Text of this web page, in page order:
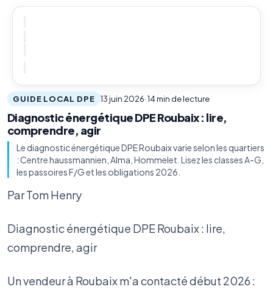
GUIDE LOCAL DPE 13 juin 2026· 14 min de lecture
Diagnostic énergétique DPE Roubaix : lire,
comprendre, agir
Le diagnostic énergétique DPE Roubaix varie selon les quartiers
: Centre haussmannien, Alma, Hommelet. Lisez les classes A-G,
les passoires F/G et les obligations 2026.
Par Tom Henry
Diagnostic énergétique DPE Roubaix : lire,
comprendre, agir
Un vendeur à Roubaix m'a contacté début 2026 :